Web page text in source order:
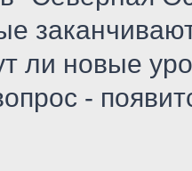
ли новые
-